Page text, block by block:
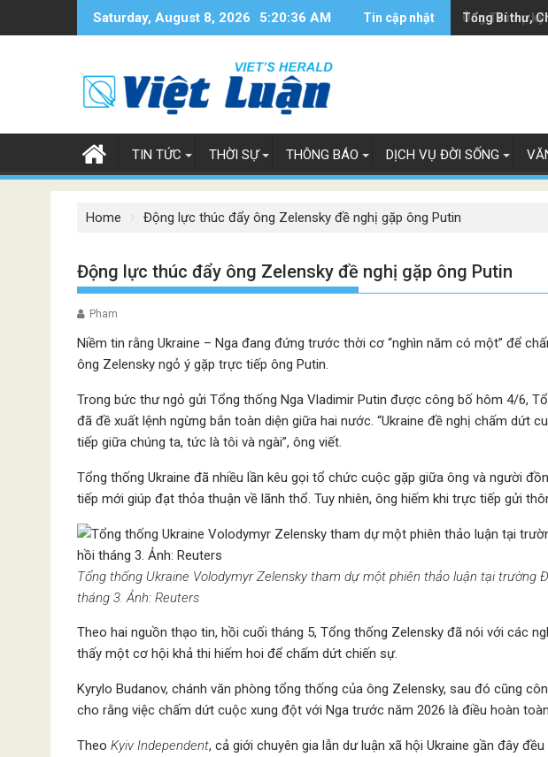
Saturday, August 8, 2026 5:20:37 AM Tin cập nhật Ông Trump ký
Tổng Bí thư,
TIN TỨC THỜI SỰ THÔNG BÁO DỊCH VỤ ĐỜI SỐNG
Home Động lực thúc đẩy ông Zelensky đề nghị gặp ông Putin
Động lực thúc đẩy ông Zelensky đề nghị gặp ông Putin
Pham
Niềm tin rằng Ukraine – Nga đang đứng trước thời cơ “nghìn năm có một” để
ông Zelensky ngỏ ý gặp trực tiếp ông Putin.
Trong bức thư ngỏ gửi Tổng thống Nga Vladimir Putin được công bố hôm 4/6,
đã đề xuất lệnh ngừng bắn toàn diện giữa hai nước. “Ukraine đề nghị chấm dứt
tiếp giữa chúng ta, tức là tôi và ngài”, ông viết.
Tổng thống Ukraine đã nhiều lần kêu gọi tổ chức cuộc gặp giữa ông và người
tiếp mới giúp đạt thỏa thuận về lãnh thổ. Tuy nhiên, ông hiếm khi trực tiếp gửi
Tổng thống Ukraine Volodymyr Zelensky tham dự một phiên thảo luận tại trường
tháng 3. Ảnh: Reuters
Theo hai nguồn thạo tin, hồi cuối tháng 5, Tổng thống Zelensky đã nói với các
thấy một cơ hội khả thi hiếm hoi để chấm dứt chiến sự.
Kyrylo Budanov, chánh văn phòng tổng thống của ông Zelensky, sau đó cũng
cho rằng việc chấm dứt cuộc xung đột với Nga trước năm 2026 là điều hoàn
Theo Kyiv Independent, cả giới chuyên gia lẫn dư luận xã hội Ukraine gần đây